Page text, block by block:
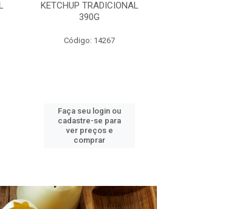
KETCHUP TRADICIONAL
390G
Código: 14267
Faça seu login ou
cadastre-se para
ver preços e
comprar